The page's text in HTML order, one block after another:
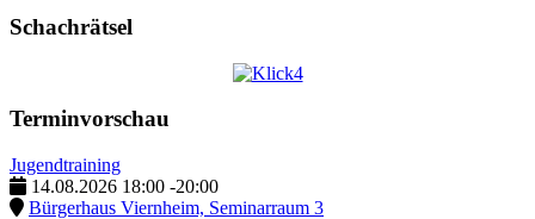
Schachrätsel
Terminvorschau
Jugendtraining
14.08.2026 18:00 -20:00
Bürgerhaus Viernheim, Seminarraum 3